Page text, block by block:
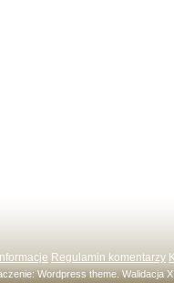
Regulamin komentarzy
Wordpress theme. Walidacja